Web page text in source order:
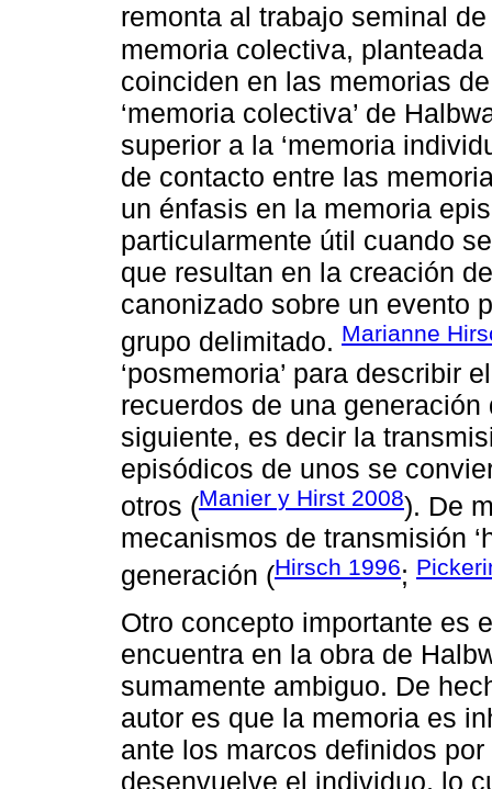
remonta al trabajo seminal
memoria colectiva,
coinciden en las memorias
‘memoria colectiva’ de
superior a la ‘memoria
de contacto entre las
un énfasis en la memoria
particularmente útil cuando
que resultan en la creación
canonizado sobre un evento
grupo delimitado. Marianne
‘posmemoria’ para describir
recuerdos de una
siguiente, es decir la
episódicos de unos se
otros (Manier y Hirst 2008). De
mecanismos de transmisión
generación (Hirsch 1996;
Otro concepto importante es
encuentra en la obra de
sumamente ambiguo. De
autor es que la memoria es
ante los marcos definidos
desenvuelve el individuo, lo